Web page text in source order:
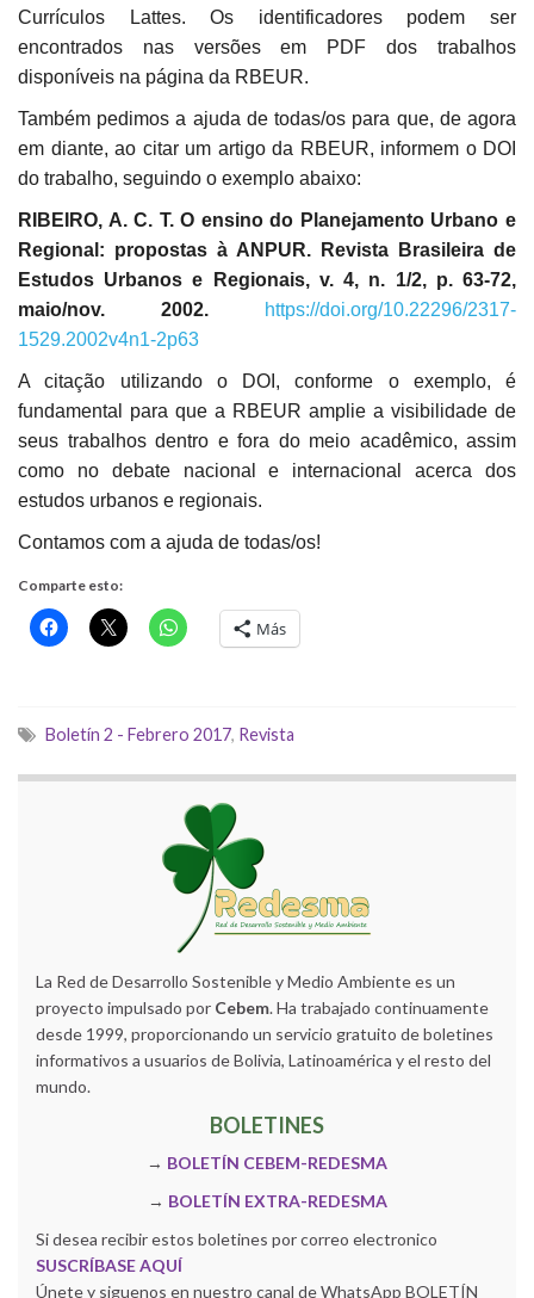
Currículos Lattes. Os identificadores podem ser
encontrados nas versões em PDF dos trabalhos
disponíveis na página da RBEUR.
Também pedimos a ajuda de todas/os para que, de agora
em diante, ao citar um artigo da RBEUR, informem o DOI
do trabalho, seguindo o exemplo abaixo:
RIBEIRO, A. C. T. O ensino do Planejamento Urbano e
Regional: propostas à ANPUR. Revista Brasileira de
Estudos Urbanos e Regionais, v. 4, n. 1/2, p. 63-72,
maio/nov. 2002.
https://doi.org/10.22296/2317-
1529.2002v4n1-2p63
A citação utilizando o DOI, conforme o exemplo, é
fundamental para que a RBEUR amplie a visibilidade de
seus trabalhos dentro e fora do meio acadêmico, assim
como no debate nacional e internacional acerca dos
estudos urbanos e regionais.
Contamos com a ajuda de todas/os!
Comparte esto:
Más
Boletín 2 - Febrero 2017, Revista
La Red de Desarrollo Sostenible y Medio Ambiente es un
proyecto impulsado por Cebem. Ha trabajado continuamente
desde 1999, proporcionando un servicio gratuito de boletines
informativos a usuarios de Bolivia, Latinoamérica y el resto del
mundo.
BOLETINES
→ BOLETÍN CEBEM-REDESMA
→ BOLETÍN EXTRA-REDESMA
Si desea recibir estos boletines por correo electronico
SUSCRÍBASE AQUÍ
Únete y siguenos en nuestro canal de WhatsApp BOLETÍN